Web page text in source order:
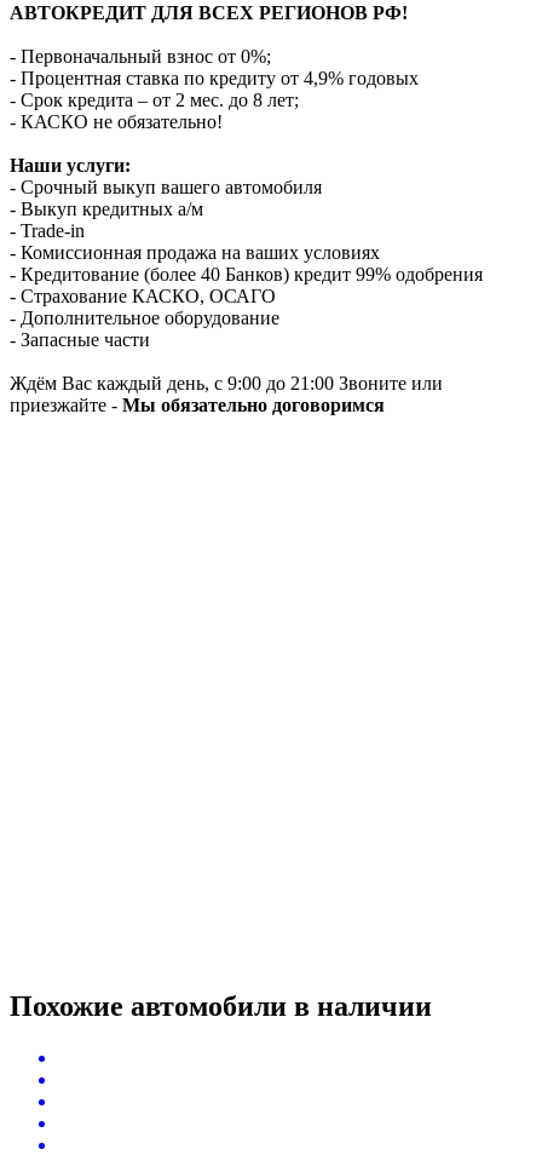
АВТОКРЕДИТ ДЛЯ ВСЕХ РЕГИОНОВ РФ!
- Первоначальный взнос от 0%;
- Процентная ставка по кредиту от 4,9% годовых
- Срок кредита – от 2 мес. до 8 лет;
- КАСКО не обязательно!
Наши услуги:
- Срочный выкуп вашего автомобиля
- Выкуп кредитных а/м
- Trade-in
- Комиссионная продажа на ваших условиях
- Кредитование (более 40 Банков) кредит 99% одобрения
- Страхование КАСКО, ОСАГО
- Дополнительное оборудование
- Запасные части
Ждём Вас каждый день, с 9:00 до 21:00 Звоните или
приезжайте - Мы обязательно договоримся
Похожие автомобили в наличии